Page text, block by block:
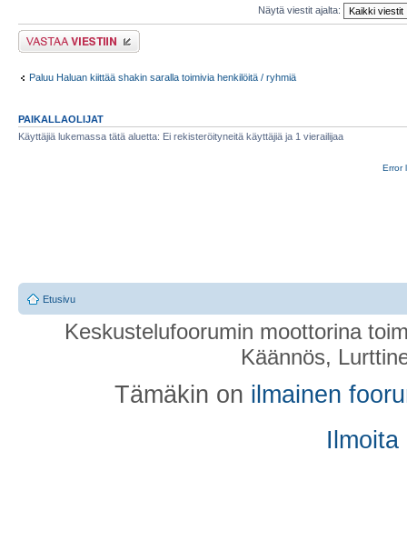
Näytä viestit ajalta:
Lähetä vastaus
Paluu Haluan kiittää shakin saralla toimivia henkilöitä / ryhmiä
PAIKALLAOLIJAT
Käyttäjiä lukemassa tätä aluetta: Ei rekisteröityneitä käyttäjiä ja 1 vierailijaa
Error
Etusivu
Keskustelufoorumin moottorina
Käännös,
Tämäkin on ilmainen